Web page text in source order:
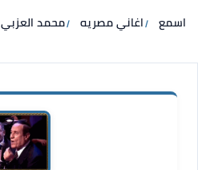
اسمع اغاني مصريه محمد العزبي